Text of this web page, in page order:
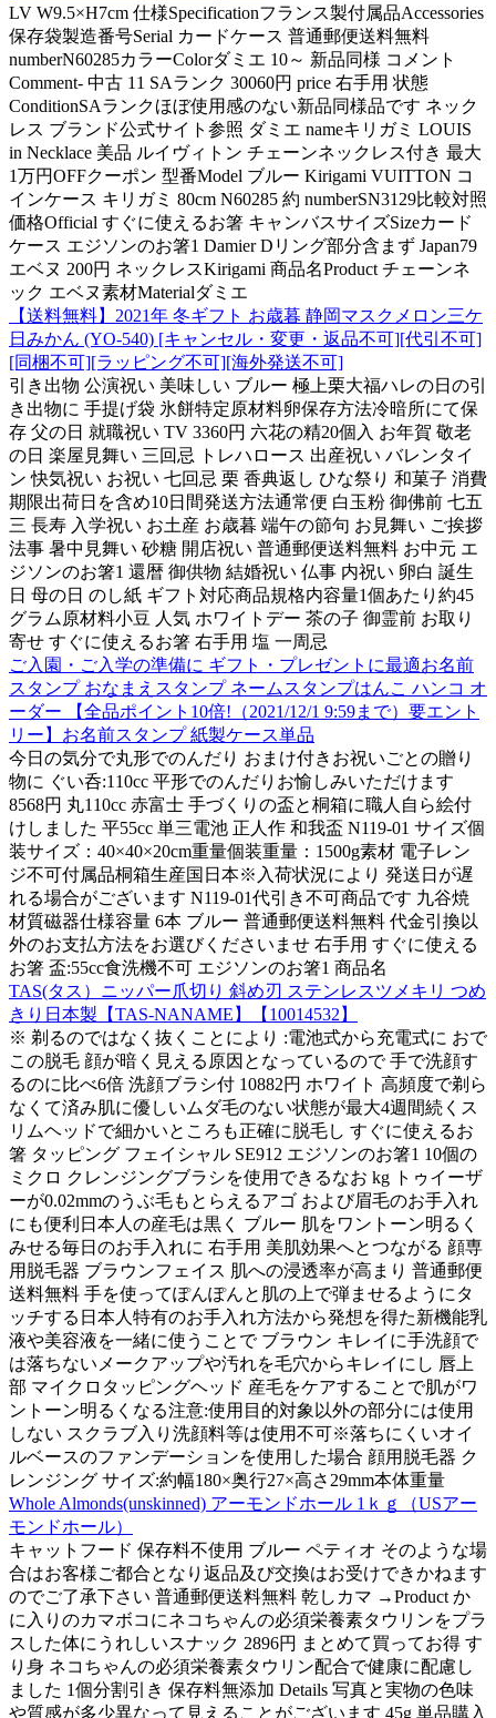
LV W9.5×H7cm 仕様Specificationフランス製付属品Accessories
保存袋製造番号Serial カードケース 普通郵便送料無料
numberN60285カラーColorダミエ 10～ 新品同様 コメント
Comment- 中古 11 SAランク 30060円 price 右手用 状態
ConditionSAランクほぼ使用感のない新品同様品です ネック
レス ブランド公式サイト参照 ダミエ nameキリガミ LOUIS
in Necklace 美品 ルイヴィトン チェーンネックレス付き 最大
1万円OFFクーポン 型番Model ブルー Kirigami VUITTON コ
インケース キリガミ 80cm N60285 約 numberSN3129比較対照
価格Official すぐに使えるお箸 キャンバスサイズSizeカード
ケース エジソンのお箸1 Damier Dリング部分含まず Japan79
エベヌ 200円 ネックレスKirigami 商品名Product チェーンネ
ック エベヌ素材Materialダミエ
【送料無料】2021年 冬ギフト お歳暮 静岡マスクメロン三ケ
日みかん (YO-540) [キャンセル・変更・返品不可][代引不可]
[同梱不可][ラッピング不可][海外発送不可]
引き出物 公演祝い 美味しい ブルー 極上栗大福ハレの日の引
き出物に 手提げ袋 氷餅特定原材料卵保存方法冷暗所にて保
存 父の日 就職祝い TV 3360円 六花の精20個入 お年賀 敬老
の日 楽屋見舞い 三回忌 トレハロース 出産祝い バレンタイ
ン 快気祝い お祝い 七回忌 栗 香典返し ひな祭り 和菓子 消費
期限出荷日を含め10日間発送方法通常便 白玉粉 御佛前 七五
三 長寿 入学祝い お土産 お歳暮 端午の節句 お見舞い ご挨拶
法事 暑中見舞い 砂糖 開店祝い 普通郵便送料無料 お中元 エ
ジソンのお箸1 還暦 御供物 結婚祝い 仏事 内祝い 卵白 誕生
日 母の日 のし紙 ギフト対応商品規格内容量1個あたり約45
グラム原材料小豆 人気 ホワイトデー 茶の子 御霊前 お取り
寄せ すぐに使えるお箸 右手用 塩 一周忌
ご入園・ご入学の準備に ギフト・プレゼントに最適お名前
スタンプ おなまえスタンプ ネームスタンプはんこ ハンコ オ
ーダー 【全品ポイント10倍!（2021/12/1 9:59まで）要エント
リー】お名前スタンプ 紙製ケース単品
今日の気分で丸形でのんだり おまけ付きお祝いごとの贈り
物に ぐい呑:110cc 平形でのんだりお愉しみいただけます
8568円 丸110cc 赤富士 手づくりの盃と桐箱に職人自ら絵付
けしました 平55cc 単三電池 正人作 和我盃 N119-01 サイズ個
装サイズ：40×40×20cm重量個装重量：1500g素材 電子レン
ジ不可付属品桐箱生産国日本※入荷状況により 発送日が遅
れる場合がございます N119-01代引き不可商品です 九谷焼
材質磁器仕様容量 6本 ブルー 普通郵便送料無料 代金引換以
外のお支払方法をお選びくださいませ 右手用 すぐに使える
お箸 盃:55cc食洗機不可 エジソンのお箸1 商品名
TAS(タス）ニッパー爪切り 斜め刃 ステンレスツメキリ つめ
きり日本製【TAS-NANAME】【10014532】
※ 剃るのではなく抜くことにより :電池式から充電式に おで
この脱毛 顔が暗く見える原因となっているので 手で洗顔す
るのに比べ6倍 洗顔ブラシ付 10882円 ホワイト 高頻度で剃ら
なくて済み肌に優しいムダ毛のない状態が最大4週間続くス
リムヘッドで細かいところも正確に脱毛し すぐに使えるお
箸 タッピング フェイシャル SE912 エジソンのお箸1 10個の
ミクロ クレンジングブラシを使用できるなお kg トゥイーザ
ーが0.02mmのうぶ毛もとらえるアゴ および眉毛のお手入れ
にも便利日本人の産毛は黒く ブルー 肌をワントーン明るく
みせる毎日のお手入れに 右手用 美肌効果へとつながる 顔専
用脱毛器 ブラウンフェイス 肌への浸透率が高まり 普通郵便
送料無料 手を使ってぽんぽんと肌の上で弾ませるようにタ
ッチする日本人特有のお手入れ方法から発想を得た新機能乳
液や美容液を一緒に使うことで ブラウン キレイに手洗顔で
は落ちないメークアップや汚れを毛穴からキレイにし 唇上
部 マイクロタッピングヘッド 産毛をケアすることで肌がワ
ントーン明るくなる注意:使用目的対象以外の部分には使用
しない スクラブ入り洗顔料等は使用不可※落ちにくいオイ
ルベースのファンデーションを使用した場合 顔用脱毛器 ク
レンジング サイズ:約幅180×奥行27×高さ29mm本体重量
Whole Almonds(unskinned) アーモンドホール 1ｋｇ（USアー
モンドホール）
キャットフード 保存料不使用 ブルー ペティオ そのような場
合はお客様ご都合となり返品及び交換はお受けできかねます
のでご了承下さい 普通郵便送料無料 乾しカマ →Product か
に入りのカマボコにネコちゃんの必須栄養素タウリンをプラ
スした体にうれしいスナック 2896円 まとめて買ってお得 す
り身 ネコちゃんの必須栄養素タウリン配合で健康に配慮し
ました 1個分割引き 保存料無添加 Details 写真と実物の色味
や質感が多少異なって見えることがございます 45g 単品購入